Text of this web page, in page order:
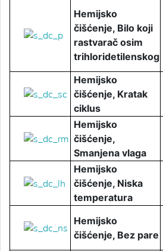
Hemijsko
čišćenje, Bilo koji
rastvarač osim
trihloridetilenskog
Hemijsko
čišćenje, Kratak
ciklus
Hemijsko
čišćenje,
Smanjena vlaga
Hemijsko
čišćenje, Niska
temperatura
Hemijsko
čišćenje, Bez pare